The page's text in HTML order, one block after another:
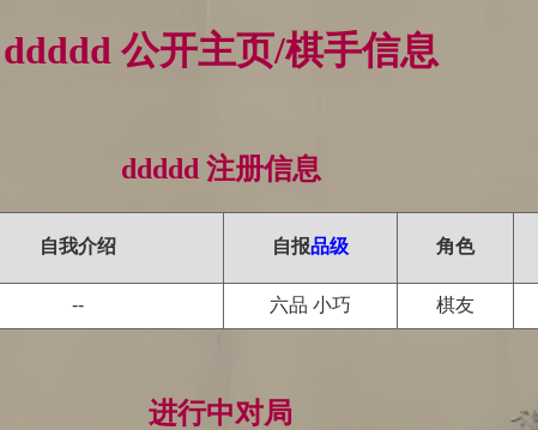
ddddd 公开主页/棋手信息
ddddd 注册信息
自我介绍 自报品级 角色
-- 六品 小巧 棋友
进行中对局